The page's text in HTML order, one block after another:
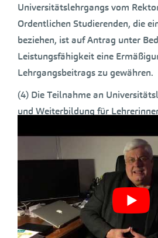
Universitätslehrgangs vom
Ordentlichen Studierenden, die
beziehen, ist auf Antrag unter
Leistungsfähigkeit eine
Lehrgangsbeitrags zu gewähren.
(4) Die Teilnahme an
und Weiterbildung für
werden, ist für die
frei von Lehrgangsbeiträgen.
(5) Im Curriculum eines
eine Höchststudiendauer
mindestens die vorgesehene
zwei Semester umfasst.